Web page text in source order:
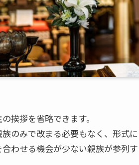
挨拶を省略できます。
のみで改まる必要もなく、形式
わせる機会が少ない親族が参列